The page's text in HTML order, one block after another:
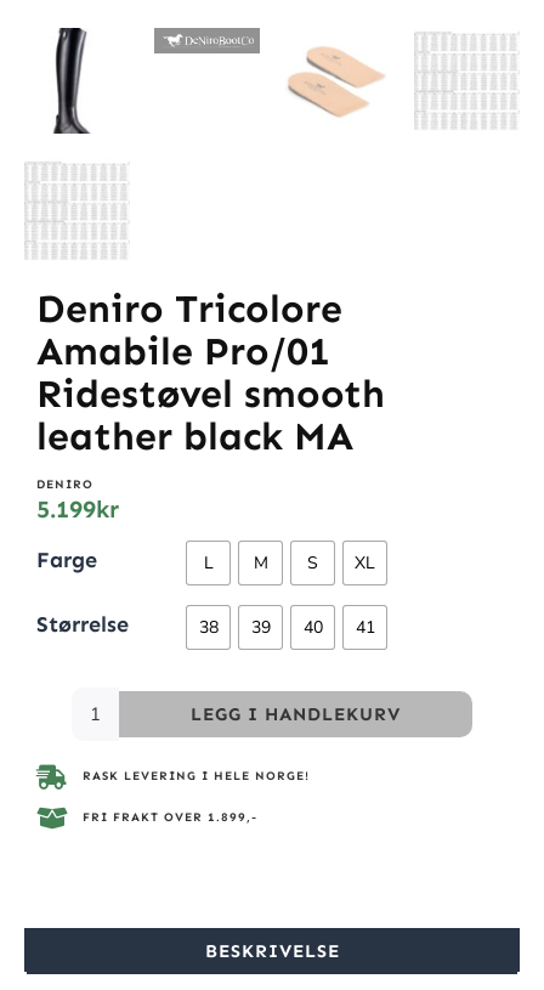
Deniro Tricolore
Amabile Pro/01
Ridestøvel smooth
leather black MA
DENIRO
5.199kr
Farge L M S XL
Størrelse 38 39 40 41
LEGG I HANDLEKURV
RASK LEVERING I HELE NORGE!
FRI FRAKT OVER 1.899,-
BESKRIVELSE